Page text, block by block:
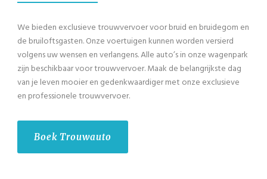
We bieden exclusieve trouwvervoer voor bruid en bruidegom en
de bruiloftsgasten. Onze voertuigen kunnen worden versierd
volgens uw wensen en verlangens. Alle auto’s in onze wagenpark
zijn beschikbaar voor trouwvervoer. Maak de belangrijkste dag
van je leven mooier en gedenkwaardiger met onze exclusieve
en professionele trouwvervoer.
Boek Trouwauto